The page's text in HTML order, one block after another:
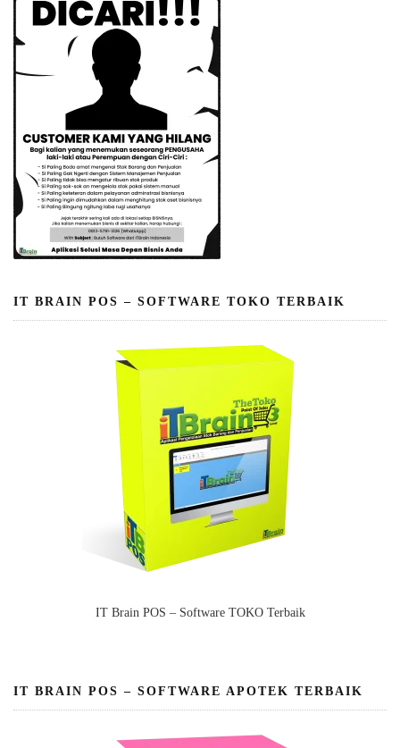
IT BRAIN POS – SOFTWARE TOKO TERBAIK
IT Brain POS – Software TOKO Terbaik
IT BRAIN POS – SOFTWARE APOTEK TERBAIK